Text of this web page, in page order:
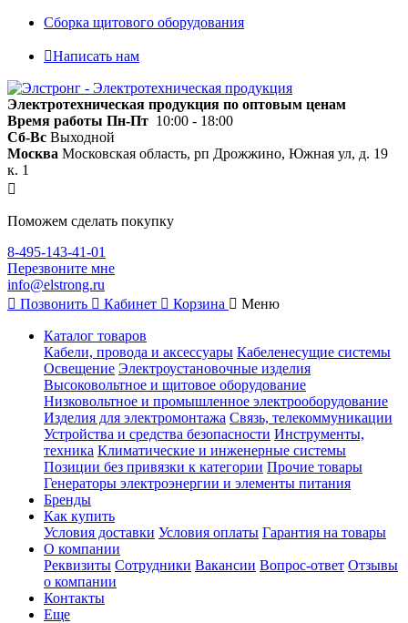
Сборка щитового оборудования
Написать нам
Электротехническая продукция по оптовым ценам
Время работы Пн-Пт 10:00 - 18:00
Сб-Вс Выходной
Москва Московская область, рп Дрожжино, Южная ул, д. 19
к. 1
Поможем сделать покупку
8-495-143-41-01
Перезвоните мне
info@elstrong.ru
Позвонить
Кабинет Корзина Меню
Каталог товаров
Кабели, провода и аксессуары Кабеленесущие системы
Освещение Электроустановочные изделия
Высоковольтное и щитовое оборудование
Низковольтное и промышленное электрооборудование
Изделия для электромонтажа Связь, телекоммуникации
Устройства и средства безопасности Инструменты,
техника Климатические и инженерные системы
Позиции без привязки к категории Прочие товары
Генераторы электроэнергии и элементы питания
Бренды
Как купить
Условия доставки Условия оплаты Гарантия на товары
О компании
Реквизиты Сотрудники Вакансии Вопрос-ответ Отзывы
о компании
Контакты
Еще